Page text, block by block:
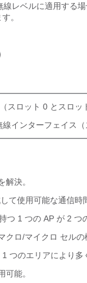
レベルに適用する
。
スロット 0 とスロッ
線インターフェイス
解決。
て使用可能な通信時
つ 1 つの AP が 2 つ
ロ/マイクロ セルの
つのエリアにより多
可能。